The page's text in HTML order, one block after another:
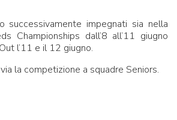
successivamente impegnati sia nella
Championships dall’8 all’11 giugno
l’11 e il 12 giugno.
la competizione a squadre Seniors.